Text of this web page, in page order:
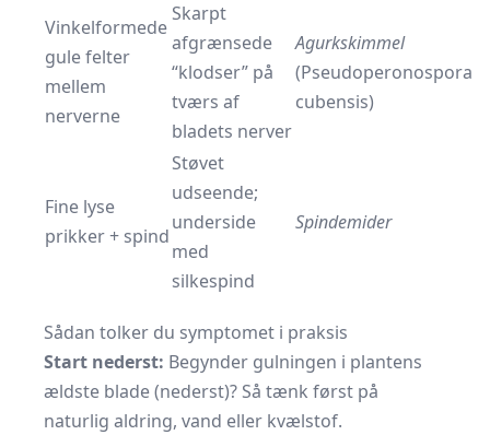
Vinkelformede
gule felter
mellem
nerverne
Skarpt
afgrænsede
“klodser” på
tværs af
bladets nerver
Agurkskimmel
(Pseudoperonospora
cubensis)
Fine lyse
prikker + spind
Støvet
udseende;
underside
med
silkespind
Spindemider
Sådan tolker du symptomet i praksis
Start nederst: Begynder gulningen i plantens
ældste blade (nederst)? Så tænk først på
naturlig aldring, vand eller kvælstof.